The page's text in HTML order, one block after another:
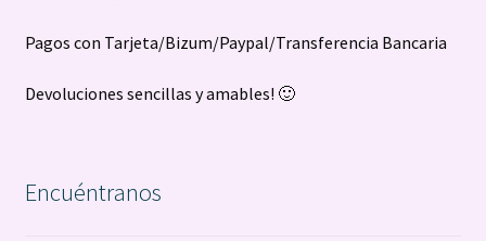
Pagos con Tarjeta/Bizum/Paypal/Transferencia Bancaria
Devoluciones sencillas y amables! 🙂
Encuéntranos